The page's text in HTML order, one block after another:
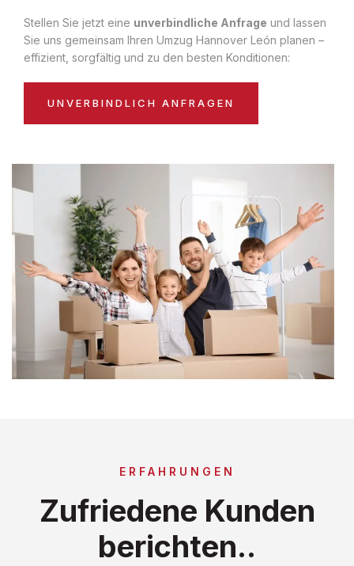
Stellen Sie jetzt eine unverbindliche Anfrage und lassen
Sie uns gemeinsam Ihren Umzug Hannover León planen –
effizient, sorgfältig und zu den besten Konditionen:
UNVERBINDLICH ANFRAGEN
ERFAHRUNGEN
Zufriedene Kunden
berichten..